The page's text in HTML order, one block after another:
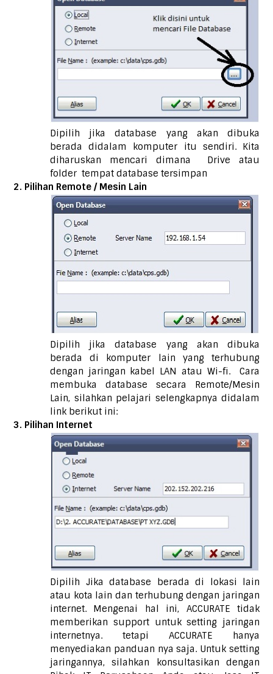
Dipilih jika database yang akan dibuka
berada didalam komputer itu sendiri. Kita
diharuskan mencari dimana Drive atau
folder tempat database tersimpan
2. Pilihan Remote / Mesin Lain
Dipilih jika database yang akan dibuka
berada di komputer lain yang terhubung
dengan jaringan kabel LAN atau Wi-fi. Cara
membuka database secara Remote/Mesin
Lain, silahkan pelajari selengkapnya didalam
link berikut ini:
3. Pilihan Internet
Dipilih Jika database berada di lokasi lain
atau kota lain dan terhubung dengan jaringan
internet. Mengenai hal ini, ACCURATE tidak
memberikan support untuk setting jaringan
internetnya. tetapi ACCURATE hanya
menyediakan panduan nya saja. Untuk setting
jaringannya, silahkan konsultasikan dengan